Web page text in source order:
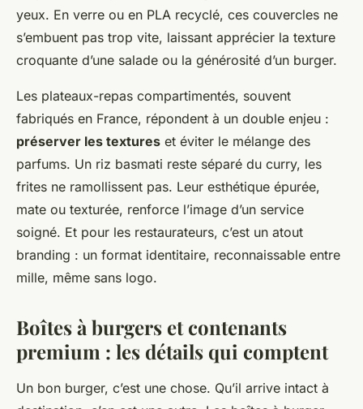
yeux. En verre ou en PLA recyclé, ces couvercles ne
s’embuent pas trop vite, laissant apprécier la texture
croquante d’une salade ou la générosité d’un burger.
Les plateaux-repas compartimentés, souvent
fabriqués en France, répondent à un double enjeu :
préserver les textures et éviter le mélange des
parfums. Un riz basmati reste séparé du curry, les
frites ne ramollissent pas. Leur esthétique épurée,
mate ou texturée, renforce l’image d’un service
soigné. Et pour les restaurateurs, c’est un atout
branding : un format identitaire, reconnaissable entre
mille, même sans logo.
Boîtes à burgers et contenants
premium : les détails qui comptent
Un bon burger, c’est une chose. Qu’il arrive intact à